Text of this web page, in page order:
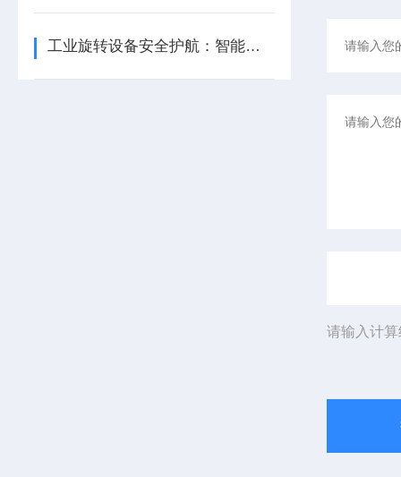
工业旋转设备安全护航：智能转速监测仪技术现状与应用优化研究
请输入计